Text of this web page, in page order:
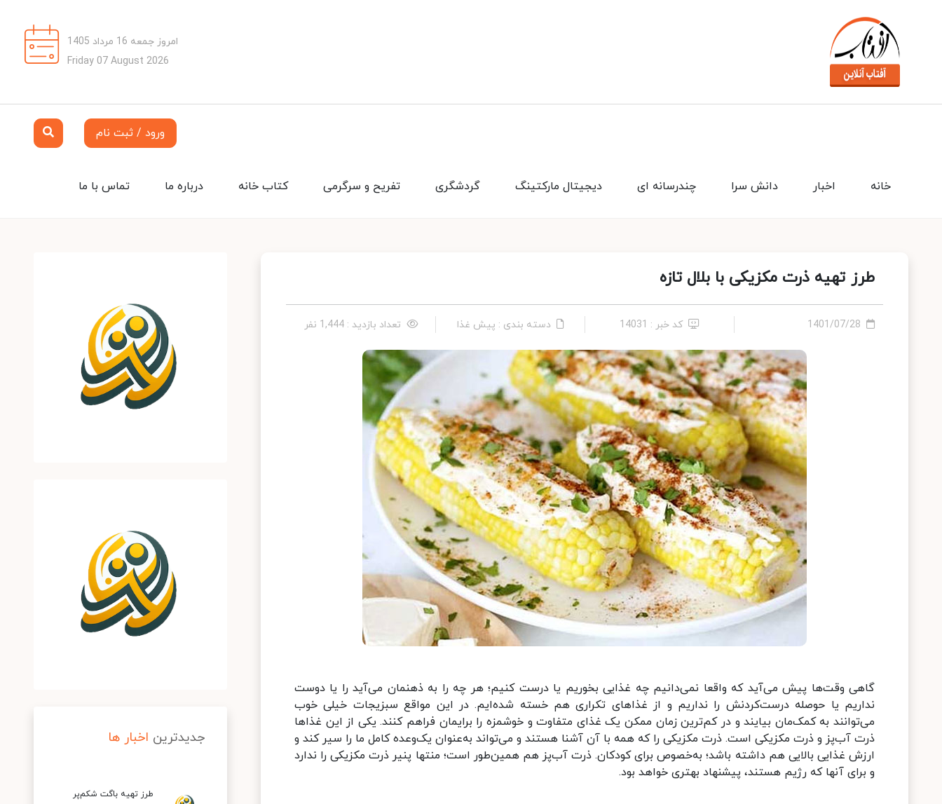
امروز جمعه 16 مرداد 1405
Friday 07 August 2026
ورود / ثبت نام
تماس با ما درباره ما کتاب خانه تفریح و سرگرمی گردشگری دیجیتال مارکتینگ چندرسانه ای دانش سرا اخبار خانه
طرز تهیه ذرت مکزیکی با بلال تازه
1401/07/28 کد خبر : 14031 دسته بندی : پیش غذا تعداد بازدید : 1,444 نفر
گاهی وقت‌ها پیش می‌آید که واقعا نمی‌دانیم چه غذایی بخوریم یا درست کنیم؛ هر چه را به ذهنمان می‌آید را یا دوست
نداریم یا حوصله درست‌کردنش را نداریم و از غذاهای تکراری هم خسته شده‌ایم. در این مواقع سبزیجات خیلی خوب
می‌توانند به کمک‌مان بیایند و در کم‌ترین زمان ممکن یک غذای متفاوت و خوشمزه را برایمان فراهم کنند. یکی از این غذاها
ذرت آب‌پز و ذرت مکزیکی است. ذرت مکزیکی را که همه با آن آشنا هستند و می‌تواند به‌عنوان یک‌وعده کامل ما را سیر کند و
ارزش غذایی بالایی هم داشته باشد؛ به‌خصوص برای کودکان. ذرت آب‌پز هم همین‌طور است؛ منتها پنیر ذرت مکزیکی را ندارد
و برای آنها که رژیم هستند، پیشنهاد بهتری خواهد بود.
جدیدترین اخبار ها
طرز تهیه باگت شکم‌پر